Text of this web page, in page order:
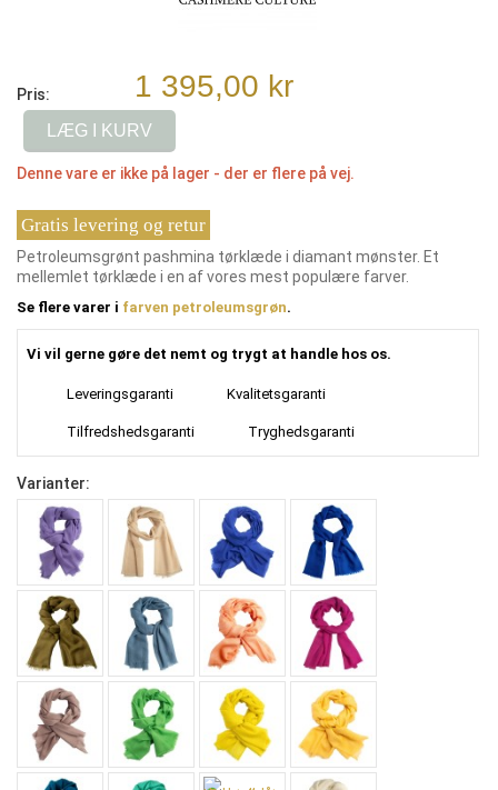
Pris: 1 395,00 kr
LÆG I KURV
Denne vare er ikke på lager - der er flere på vej.
Gratis levering og retur
Petroleumsgrønt pashmina tørklæde i diamant mønster. Et
mellemlet tørklæde i en af vores mest populære farver.
Se flere varer i farven petroleumsgrøn.
Vi vil gerne gøre det nemt og trygt at handle hos os.
Leveringsgaranti Kvalitetsgaranti
Tilfredshedsgaranti Tryghedsgaranti
Varianter: